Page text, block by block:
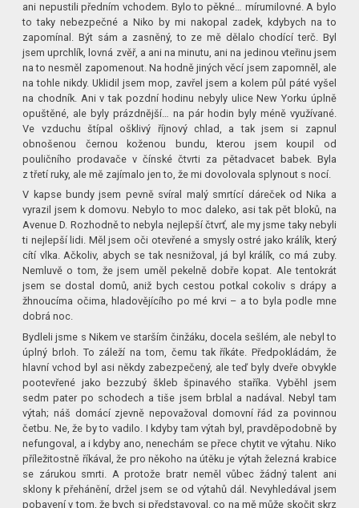
ani nepustili předním vchodem. Bylo to pěkné… mírumilovné. A bylo
to taky nebezpečné a Niko by mi nakopal zadek, kdybych na to
zapomínal. Být sám a zasněný, to ze mě dělalo chodící terč. Byl
jsem uprchlík, lovná zvěř, a ani na minutu, ani na jedinou vteřinu jsem
na to nesměl zapomenout. Na hodně jiných věcí jsem zapomněl, ale
na tohle nikdy. Uklidil jsem mop, zavřel jsem a kolem půl páté vyšel
na chodník. Ani v tak pozdní hodinu nebyly ulice New Yorku úplně
opuštěné, ale byly prázdnější… na pár hodin byly méně využívané.
Ve vzduchu štípal ošklivý říjnový chlad, a tak jsem si zapnul
obnošenou černou koženou bundu, kterou jsem koupil od
pouličního prodavače v čínské čtvrti za pětadvacet babek. Byla
z třetí ruky, ale mě zajímalo jen to, že mi dovolovala splynout s nocí.
V kapse bundy jsem pevně svíral malý smrtící dáreček od Nika a
vyrazil jsem k domovu. Nebylo to moc daleko, asi tak pět bloků, na
Avenue D. Rozhodně to nebyla nejlepší čtvrť, ale my jsme taky nebyli
ti nejlepší lidi. Měl jsem oči otevřené a smysly ostré jako králík, který
cítí vlka. Ačkoliv, abych se tak nesnižoval, já byl králík, co má zuby.
Nemluvě o tom, že jsem uměl pekelně dobře kopat. Ale tentokrát
jsem se dostal domů, aniž bych cestou potkal cokoliv s drápy a
žhnoucíma očima, hladovějícího po mé krvi – a to byla podle mne
dobrá noc.
Bydleli jsme s Nikem ve starším činžáku, docela sešlém, ale nebyl to
úplný brloh. To záleží na tom, čemu tak říkáte. Předpokládám, že
hlavní vchod byl asi někdy zabezpečený, ale teď byly dveře obvykle
pootevřené jako bezzubý škleb špinavého staříka. Vyběhl jsem
sedm pater po schodech a tiše jsem brblal a nadával. Nebyl tam
výtah; náš domácí zjevně nepovažoval domovní řád za povinnou
četbu. Ne, že by to vadilo. I kdyby tam výtah byl, pravděpodobně by
nefungoval, a i kdyby ano, nenechám se přece chytit ve výtahu. Niko
příležitostně říkával, že pro někoho na útěku je výtah železná krabice
se zárukou smrti. A protože bratr neměl vůbec žádný talent ani
sklony k přehánění, držel jsem se od výtahů dál. Nevyhledával jsem
pobavení v tom, že bych si představoval, co na mě může skočit skrz